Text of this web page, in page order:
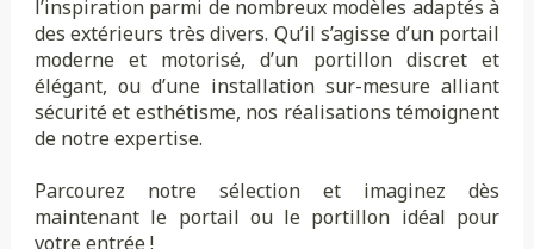
l’inspiration parmi de nombreux modèles adaptés à
des extérieurs très divers. Qu’il s’agisse d’un portail
moderne et motorisé, d’un portillon discret et
élégant, ou d’une installation sur-mesure alliant
sécurité et esthétisme, nos réalisations témoignent
de notre expertise.
Parcourez notre sélection et imaginez dès
maintenant le portail ou le portillon idéal pour
votre entrée !